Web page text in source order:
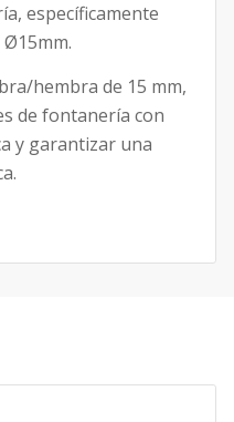
específicamente
hembra de 15 mm,
de fontanería con
y garantizar una